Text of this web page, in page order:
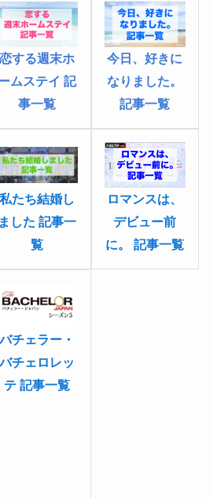
恋する週末ホ
ムステイ 記
事一覧
今日、好きに
なりました。
記事一覧
私たち結婚し
ました 記事一
覧
ロマンスは、
デビュー前
に。 記事一覧
チェラー・
チェロレッ
テ 記事一覧